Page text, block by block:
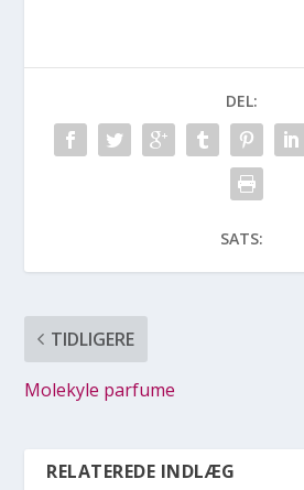
DEL:
SATS:
TIDLIGERE
Molekyle parfume
RELATEREDE INDLÆG